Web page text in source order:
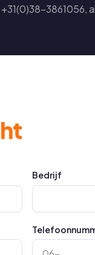
3861056,
Bedrijf